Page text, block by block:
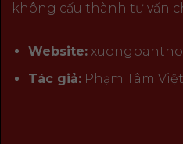
không cấu thành tư vấn
Website:
Tác giả:Phạm Tâm Việt